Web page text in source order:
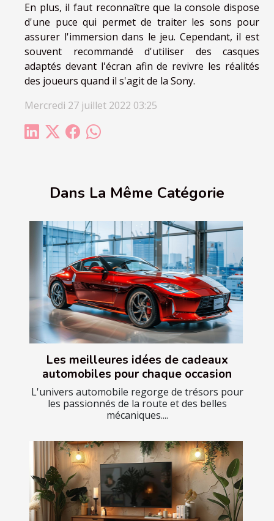
Dans La Même Catégorie
Les meilleures idées de cadeaux
automobiles pour chaque occasion
L'univers automobile regorge de trésors pour
les passionnés de la route et des belles
mécaniques....
En plus, il faut reconnaître que la console dispose
d'une puce qui permet de traiter les sons pour
assurer l'immersion dans le jeu. Cependant, il est
souvent recommandé d'utiliser des casques
adaptés devant l'écran afin de revivre les réalités
des joueurs quand il s'agit de la Sony.
Mercredi 27 juillet 2022 03:25